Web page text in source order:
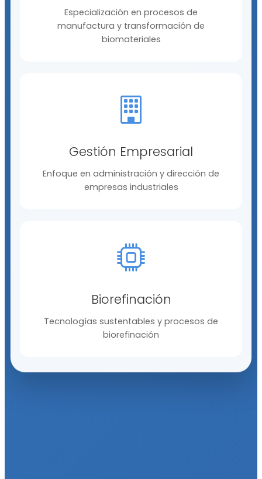
Especialización en procesos de
manufactura y transformación de
biomateriales
Gestión Empresarial
Enfoque en administración y dirección de
empresas industriales
Biorefinación
Tecnologías sustentables y procesos de
biorefinación